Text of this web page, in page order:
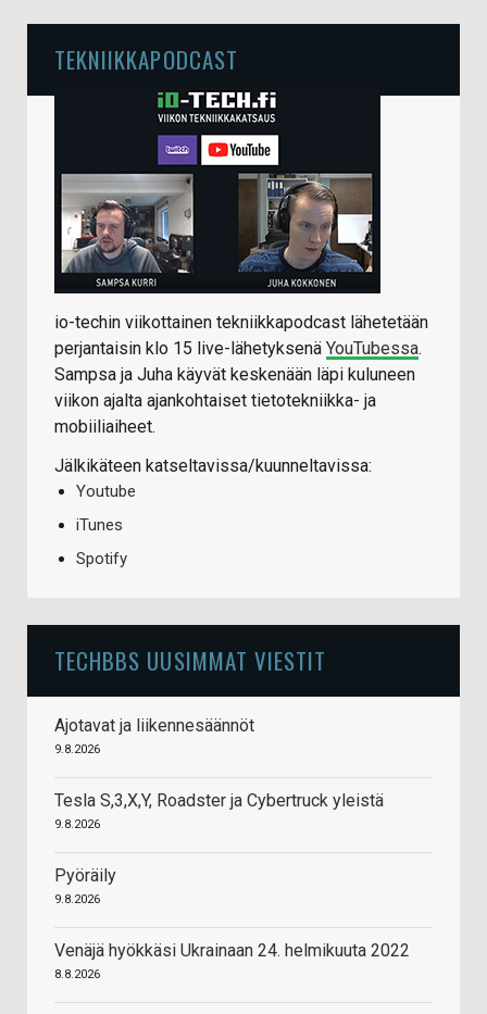
TEKNIIKKAPODCAST
io-techin viikottainen tekniikkapodcast lähetetään
perjantaisin klo 15 live-lähetyksenä YouTubessa.
Sampsa ja Juha käyvät keskenään läpi kuluneen
viikon ajalta ajankohtaiset tietotekniikka- ja
mobiiliaiheet.
Jälkikäteen katseltavissa/kuunneltavissa:
Youtube
iTunes
Spotify
TECHBBS UUSIMMAT VIESTIT
Ajotavat ja liikennesäännöt
9.8.2026
Tesla S,3,X,Y, Roadster ja Cybertruck yleistä
9.8.2026
Pyöräily
9.8.2026
Venäjä hyökkäsi Ukrainaan 24. helmikuuta 2022
8.8.2026